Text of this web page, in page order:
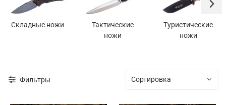
Складные ножи
Тактические
ножи
Туристические
ножи
Фильтры